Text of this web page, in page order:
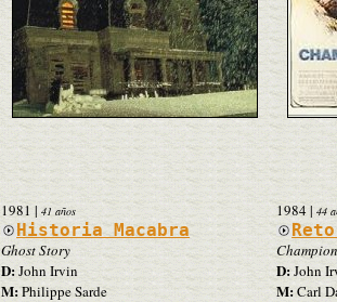
1981 | 41 años
Historia Macabra
Ghost Story
D:John Irvin
M:Philippe Sarde
1984| 44
D:John
M:Carl